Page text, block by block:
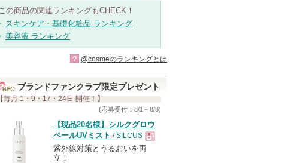
の商品の関連ランキングもCHECK！
スキンケア・基礎化粧品 ランキング
美容液 ランキング
? @cosmeのランキングとは
ブランドファンクラブ限定プレゼント
【毎月 1・9・17・24日 開催！】
(応募受付：8/1～8/8)
【現品20名様】シルクグロウ
ベールUVミスト / SILCUS
現
紫外線対策とうるおいを両
立！